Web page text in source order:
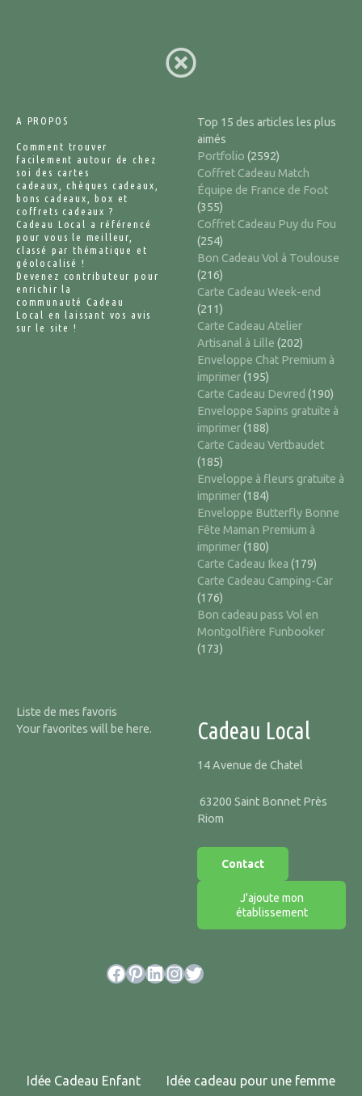
A PROPOS
Comment trouver
facilement autour de chez
soi des cartes
cadeaux, chèques cadeaux,
bons cadeaux, box et
coffrets cadeaux ?
Cadeau Local a référencé
pour vous le meilleur,
classé par thématique et
géolocalisé !
Devenez contributeur pour
enrichir la
communauté Cadeau
Local en laissant vos avis
sur le site !
Top 15 des articles les plus
aimés
Portfolio (2592)
Coffret Cadeau Match
Équipe de France de Foot
(355)
Coffret Cadeau Puy du Fou
(254)
Bon Cadeau Vol à Toulouse
(216)
Carte Cadeau Week-end
(211)
Carte Cadeau Atelier
Artisanal à Lille (202)
Enveloppe Chat Premium à
imprimer(195)
Carte Cadeau Devred (190)
Enveloppe Sapins gratuite à
imprimer(188)
Carte Cadeau Vertbaudet
(185)
Enveloppe à fleurs gratuite à
imprimer(184)
Enveloppe Butterfly Bonne
Fête Maman Premium à
imprimer(180)
Carte Cadeau Ikea (179)
Carte Cadeau Camping-Car
(176)
Bon cadeau pass Vol en
Montgolfière Funbooker
(173)
Liste de mes favoris
Your favorites will be here.
Cadeau Local
14 Avenue de Chatel
63200 Saint Bonnet Près
Riom
Contact
J'ajoute mon
établissement
Facebook Pinterest LinkedIn InstagramTwitter
Idée Cadeau Enfant Idée cadeau pour une femme